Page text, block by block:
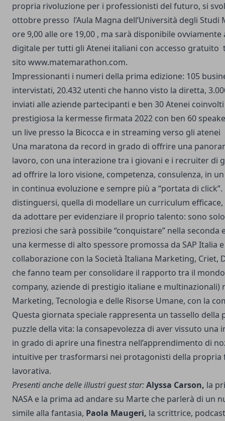
propria rivoluzione per i professionisti del futuro, si
ottobre presso l’Aula Magna dell’Università degli Studi
ore 9,00 alle ore 19,00 , ma sarà disponibile
digitale per tutti gli Atenei italiani con accesso gratuito
sito www.matemarathon.com.
Impressionanti i numeri della prima edizione: 105
intervistati, 20.432 utenti che hanno visto la diretta,
inviati alle aziende partecipanti e ben 30 Atenei
prestigiosa la kermesse firmata 2022 con ben 60
un live presso la Bicocca e in streaming verso gli atenei
Una maratona da record in grado di offrire una
lavoro, con una interazione tra i giovani e i recruiter di
ad offrire la loro visione, competenza, consulenza, in
in continua evoluzione e sempre più a “portata di
distinguersi, quella di modellare un curriculum
da adottare per evidenziare il proprio talento: sono
preziosi che sarà possibile “conquistare” nella seconda
una kermesse di alto spessore promossa da SAP Italia
collaborazione con la Società Italiana Marketing, Criet,
che fanno team per consolidare il rapporto tra il
company, aziende di prestigio italiane e multinazionali)
Marketing, Tecnologia e delle Risorse Umane, con la
Questa giornata speciale rappresenta un tassello della
puzzle della vita: la consapevolezza di aver vissuto una
in grado di aprire una finestra nell’apprendimento di
intuitive per trasformarsi nei protagonisti della
lavorativa.
Presenti anche delle illustri guest star:Alyssa Carson, la
NASA e la prima ad andare su Marte che parlerà di un
simile alla fantasia, Paola Maugeri, la scrittrice,